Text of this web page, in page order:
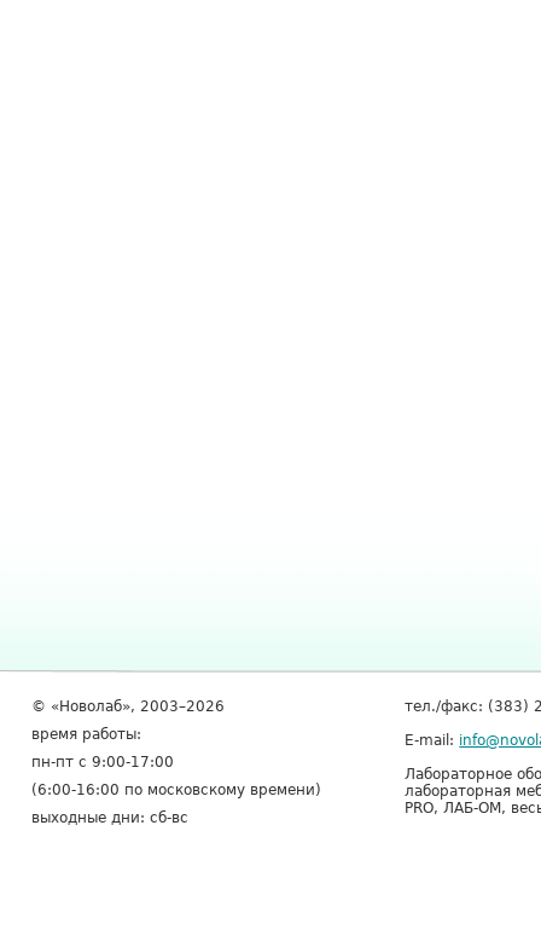
© «Новолаб», 2003–2026
время работы:
пн-пт с 9:00-17:00
(6:00-16:00 по московскому времени)
выходные дни: сб-вс
тел./факс: (383)
E-mail:
Лабораторное
лабораторная
PRO, ЛАБ-ОМ,